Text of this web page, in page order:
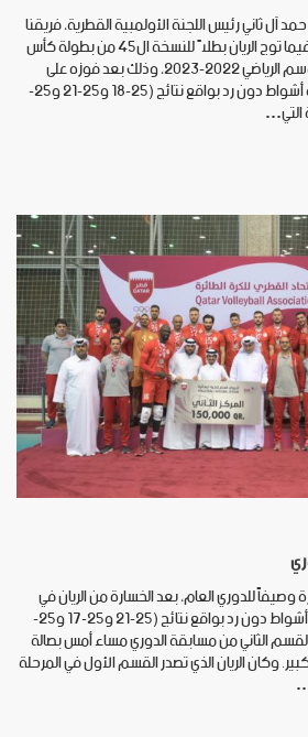
ثاني رئيس اللجنة الأولمبية القطرية، فريقنا
العرباوي بمدليات المركز الثاني فيما توج الريان بطلاً للنسخة ال45 من بطولة كأس
سمو الأمير للكرة الطائرة للموسم الرياضي 2022-2023، وذلك بعد فوزه على
فريقنا في النهائي بنتيجة ثلاثة أشواط دون رد بواقع نتائج (25-18 و25-21 و25-
وصيفاً للدوري العام، بعد الخسارة من الريان في
المُباراة النهائية بنتيجة ثلاثة أشواط دون رد بواقع نتائج (25-21 و25-17 و25-
الثاني من مسابقة الدوري مساء أمس بصالة
وكان الريان الذي تصدر القسم الأول في المرحلة